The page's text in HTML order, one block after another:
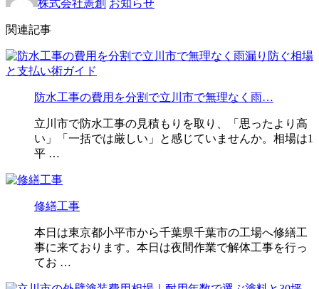
株式会社憲創 お知らせ
関連記事
防水工事の費用を分割で立川市で無理なく雨…
立川市で防水工事の見積もりを取り、「思ったより高
い」「一括では厳しい」と感じていませんか。相場は1
平 …
修繕工事
本日は東京都小平市から千葉県千葉市の工場へ修繕工
事に来ております。本日は夜間作業で解体工事を行っ
てお …